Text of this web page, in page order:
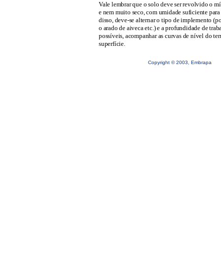
Vale lembrar que o solo deve ser revolvido o
e nem muito seco, com umidade suficiente
disso, deve-se alternar o tipo de implemento
o arado de aiveca etc.) e a profundidade de
possíveis, acompanhar as curvas de nível do
superfície.
Copyright © 2003, Embrapa